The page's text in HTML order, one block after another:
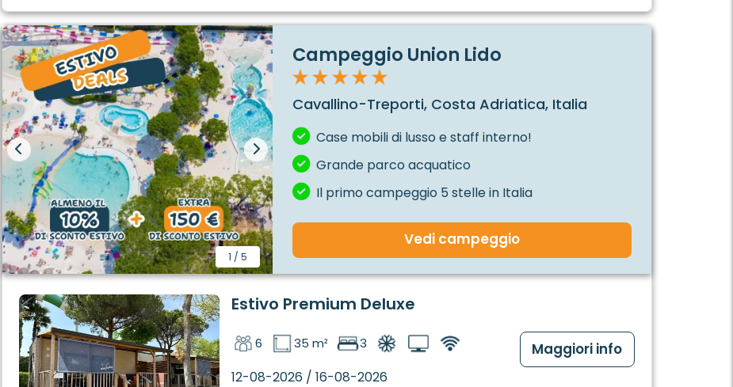
1 /5
Campeggio Union Lido
Cavallino-Treporti, Costa Adriatica, Italia
Case mobili di lusso e staff interno!
Grande parco acquatico
Il primo campeggio 5 stelle in Italia
Vedi campeggio
Estivo Premium Deluxe
6 35 m² 3
12-08-2026 / 16-08-2026
Maggiori info